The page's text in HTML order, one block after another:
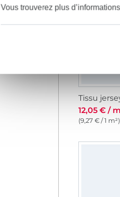
12,05 € / m
(9,27 € / 1 m²)
Vous trouverez plus